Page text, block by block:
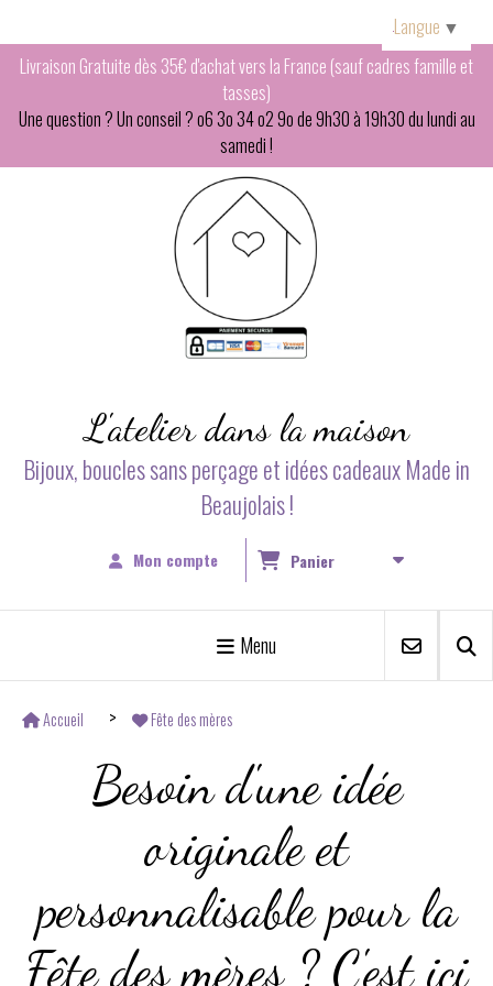
Livraison Gratuite dès 35€ d'achat vers la France (sauf cadres famille et
tasses)
Une question ? Un conseil ? o6 3o 34 o2 9o de 9h30 à 19h30 du lundi au
samedi !
L'atelier dans la maison
Bijoux, boucles sans perçage et idées cadeaux Made in
Beaujolais !
Mon compte Panier
Menu
Accueil Fête des mères
Besoin d'une idée
originale et
personnalisable pour la
Fête des mères ? C'est ici
Langue ▼